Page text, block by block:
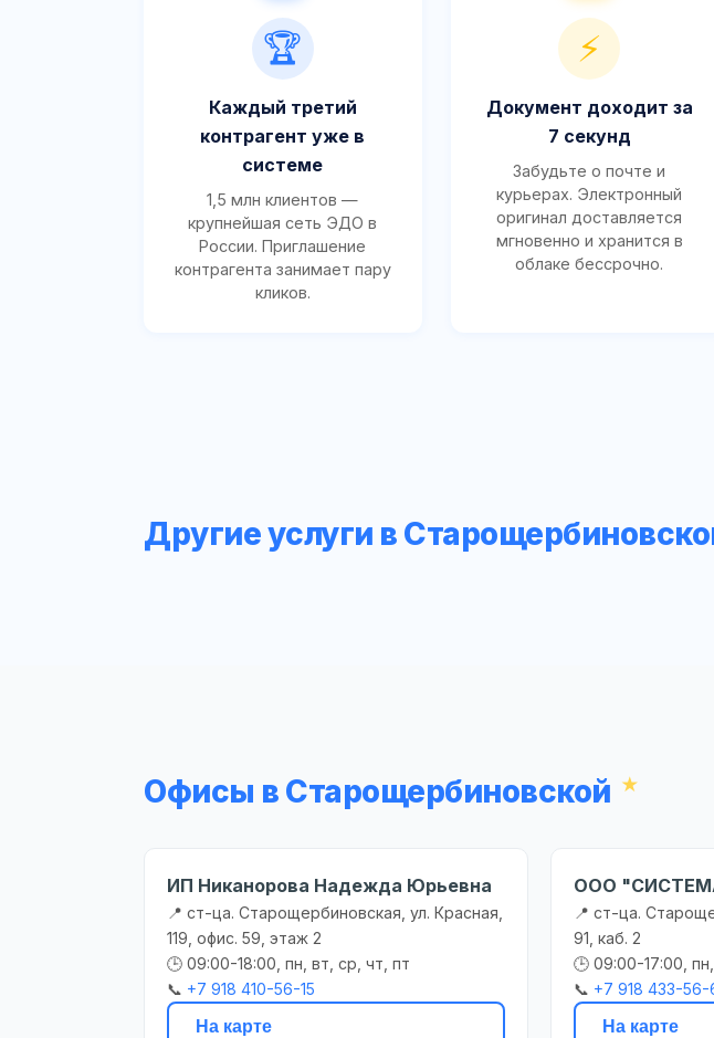
🏆
Каждый третий
контрагент уже в
системе
1,5 млн клиентов —
крупнейшая сеть ЭДО в
России. Приглашение
контрагента занимает пару
кликов.
⚡
Документ доходит за
7 секунд
Забудьте о почте и
курьерах. Электронный
оригинал доставляется
мгновенно и хранится в
облаке бессрочно.
Другие услуги в
Офисы в Старощербиновской
ИП Никанорова Надежда Юрьевна
📍 ст-ца. Старощербиновская, ул. Красная,
119, офис. 59, этаж 2
🕒 09:00-18:00, пн, вт, ср, чт, пт
📞 +7 918 410-56-15
На карте
ООО
📍 ст-ца.
91, каб. 2
🕒 09:00-17:00,
📞 +7 918 433-56-
На карте